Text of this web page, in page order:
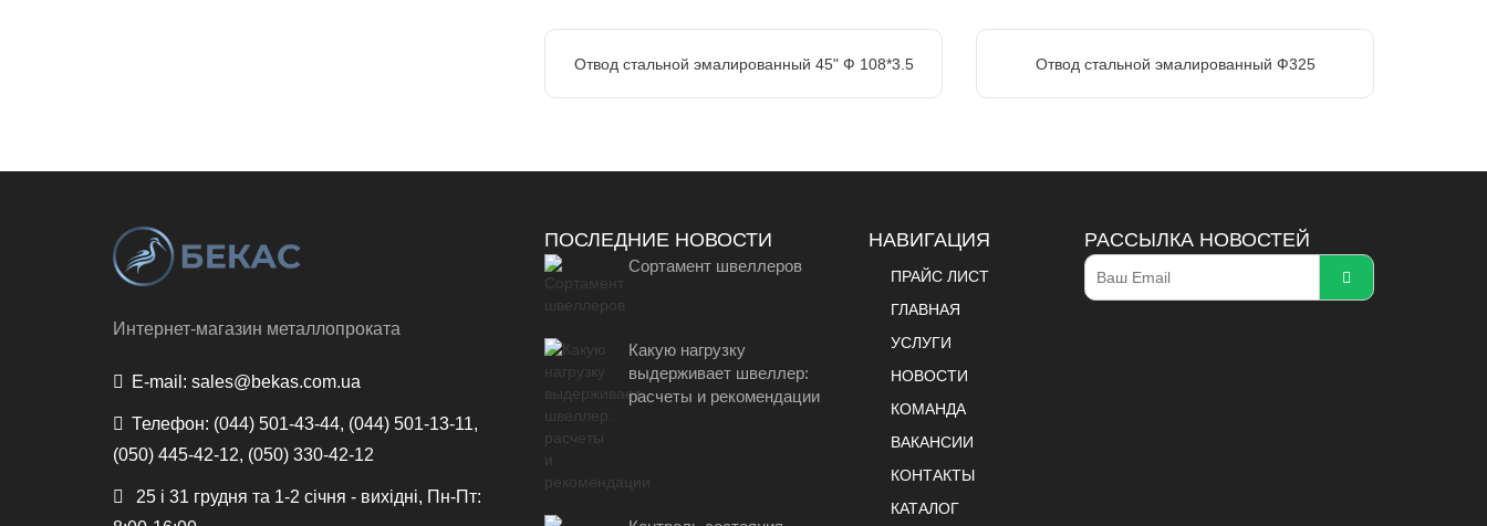
Отвод стальной эмалированный 45" Ф 108*3.5 Отвод стальной эмалированный Ф325
Интернет-магазин металлопроката
E-mail: sales@bekas.com.ua
Телефон: (044) 501-43-44, (044) 501-13-11,
(050) 445-42-12, (050) 330-42-12
25 і 31 грудня та 1-2 січня - вихідні, Пн-Пт:
ПОСЛЕДНИЕ НОВОСТИ
Сортамент швеллеров
Какую нагрузку
выдерживает швеллер:
расчеты и рекомендации
НАВИГАЦИЯ
ПРАЙС ЛИСТ
ГЛАВНАЯ
УСЛУГИ
НОВОСТИ
КОМАНДА
ВАКАНСИИ
КОНТАКТЫ
КАТАЛОГ
РАССЫЛКА НОВОСТЕЙ